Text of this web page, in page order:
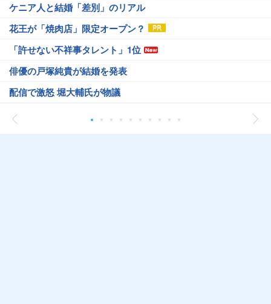
ケニア人と結婚「差別」のリアル
花王が「焼肉店」限定オープン？
「許せない不祥事タレント」1位
俳優の戸塚純貴が結婚を発表
配信で激怒 堀大輔氏が物議